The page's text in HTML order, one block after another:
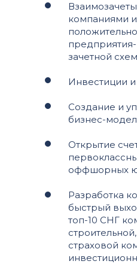
компаниями
зачетной
Инвестиции
Создание и
бизнес-
Открытие
оффшорных
Разработка
быстрый
топ-10 СНГ
страховой